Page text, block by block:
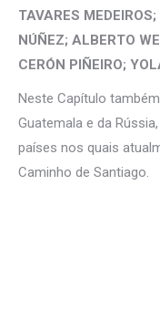
TAVARES
NÚÑEZ; ALBERTO
CERÓN PIÑEIRO;
Neste Capítulo
Guatemala e da
países nos quais
Caminho de Santiago.